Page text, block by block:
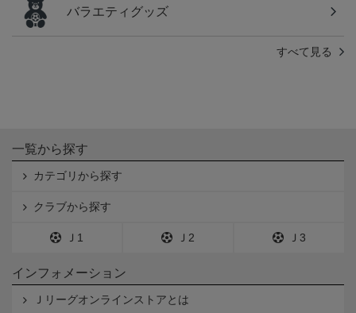
バラエティグッズ
すべて見る
一覧から探す
カテゴリから探す
クラブから探す
Ｊ1 Ｊ2 Ｊ3
インフォメーション
Ｊリーグオンラインストアとは